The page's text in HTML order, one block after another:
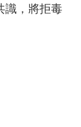
識，將拒毒